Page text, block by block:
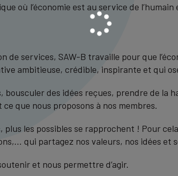
où l’économie est au service de l’humain
de services, SAW-B travaille pour que
ambitieuse, crédible, inspirante et qui
bousculer des idées reçues, prendre de la
que nous proposons à nos membres.
les possibles se rapprochent ! Pour
qui partagez nos valeurs, nos idées et
et nous permettre d’agir.